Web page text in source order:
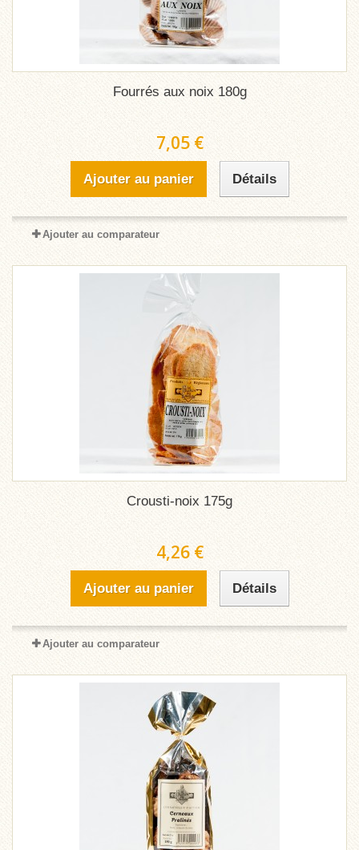
Fourrés aux noix 180g
7,05 €
Ajouter au panier Détails
Ajouter au comparateur
Crousti-noix 175g
4,26 €
Ajouter au panier Détails
Ajouter au comparateur